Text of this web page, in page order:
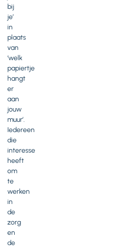
bij
je’
in
plaats
van
‘welk
papiertje
hangt
er
aan
jouw
muur’.
Iedereen
die
interesse
heeft
om
te
werken
in
de
zorg
en
de